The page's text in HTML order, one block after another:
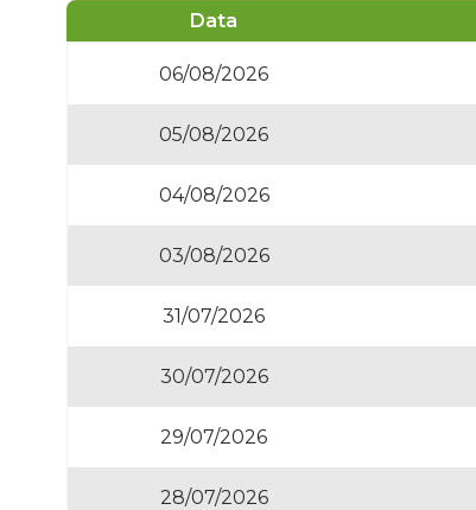
Data
06/08/2026
05/08/2026
04/08/2026
03/08/2026
31/07/2026
30/07/2026
29/07/2026
28/07/2026